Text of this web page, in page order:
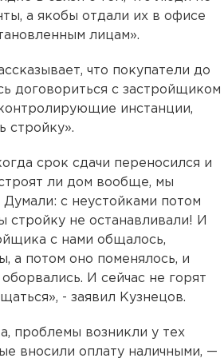
а якобы отдали их в офисе
лицам».
что покупатели до
договориться с застройщиком
инстанции,
стройку».
срок сдачи переносился и
ли дом вообще, мы
с неустойками потом
стройку не останавливали! И
с нами общалось,
а потом оно поменялось, и
И сейчас не горят
- заявил Кузнецов.
проблемы возникли у тех
вносили оплату наличными, —